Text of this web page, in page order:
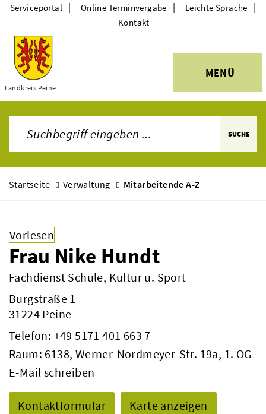
Themen
Landkreis Peine
MENÜ
Serviceportal | Online Terminvergabe | Leichte Sprache |
Kontakt
SUCHE
Startseite Verwaltung Mitarbeitende A-Z
Vorlesen
Frau Nike Hundt
Fachdienst Schule, Kultur u. Sport
Burgstraße 1
31224 Peine
Telefon: +49 5171 401 663 7
Raum: 6138, Werner-Nordmeyer-Str. 19a, 1. OG
E-Mail schreiben
Kontaktformular Karte anzeigen